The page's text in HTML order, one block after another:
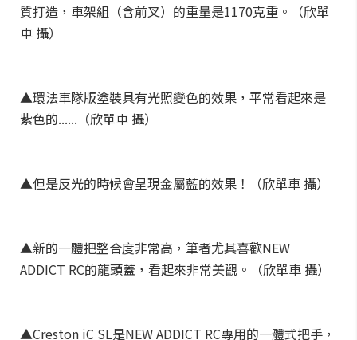
質打造，車架組（含前叉）的重量是1170克重。（欣單
車 攝）
▲環法車隊版塗裝具有光照變色的效果，平常看起來是
紫色的......（欣單車 攝）
▲但是反光的時候會呈現金屬藍的效果！（欣單車 攝）
▲新的一體把整合度非常高，筆者尤其喜歡NEW
ADDICT RC的龍頭蓋，看起來非常美觀。（欣單車 攝）
▲Creston iC SL是NEW ADDICT RC專用的一體式把手，